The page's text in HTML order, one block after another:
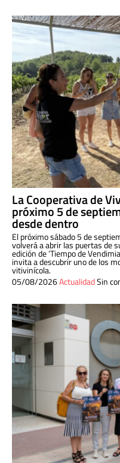
La Cooperativa de
próximo 5 de
desde dentro
El próximo sábado 5 de
volverá a abrir las puertas de
edición de ‘Tiempo de
invita a descubrir uno de los
vitivinícola.
05/08/2026ActualidadSin